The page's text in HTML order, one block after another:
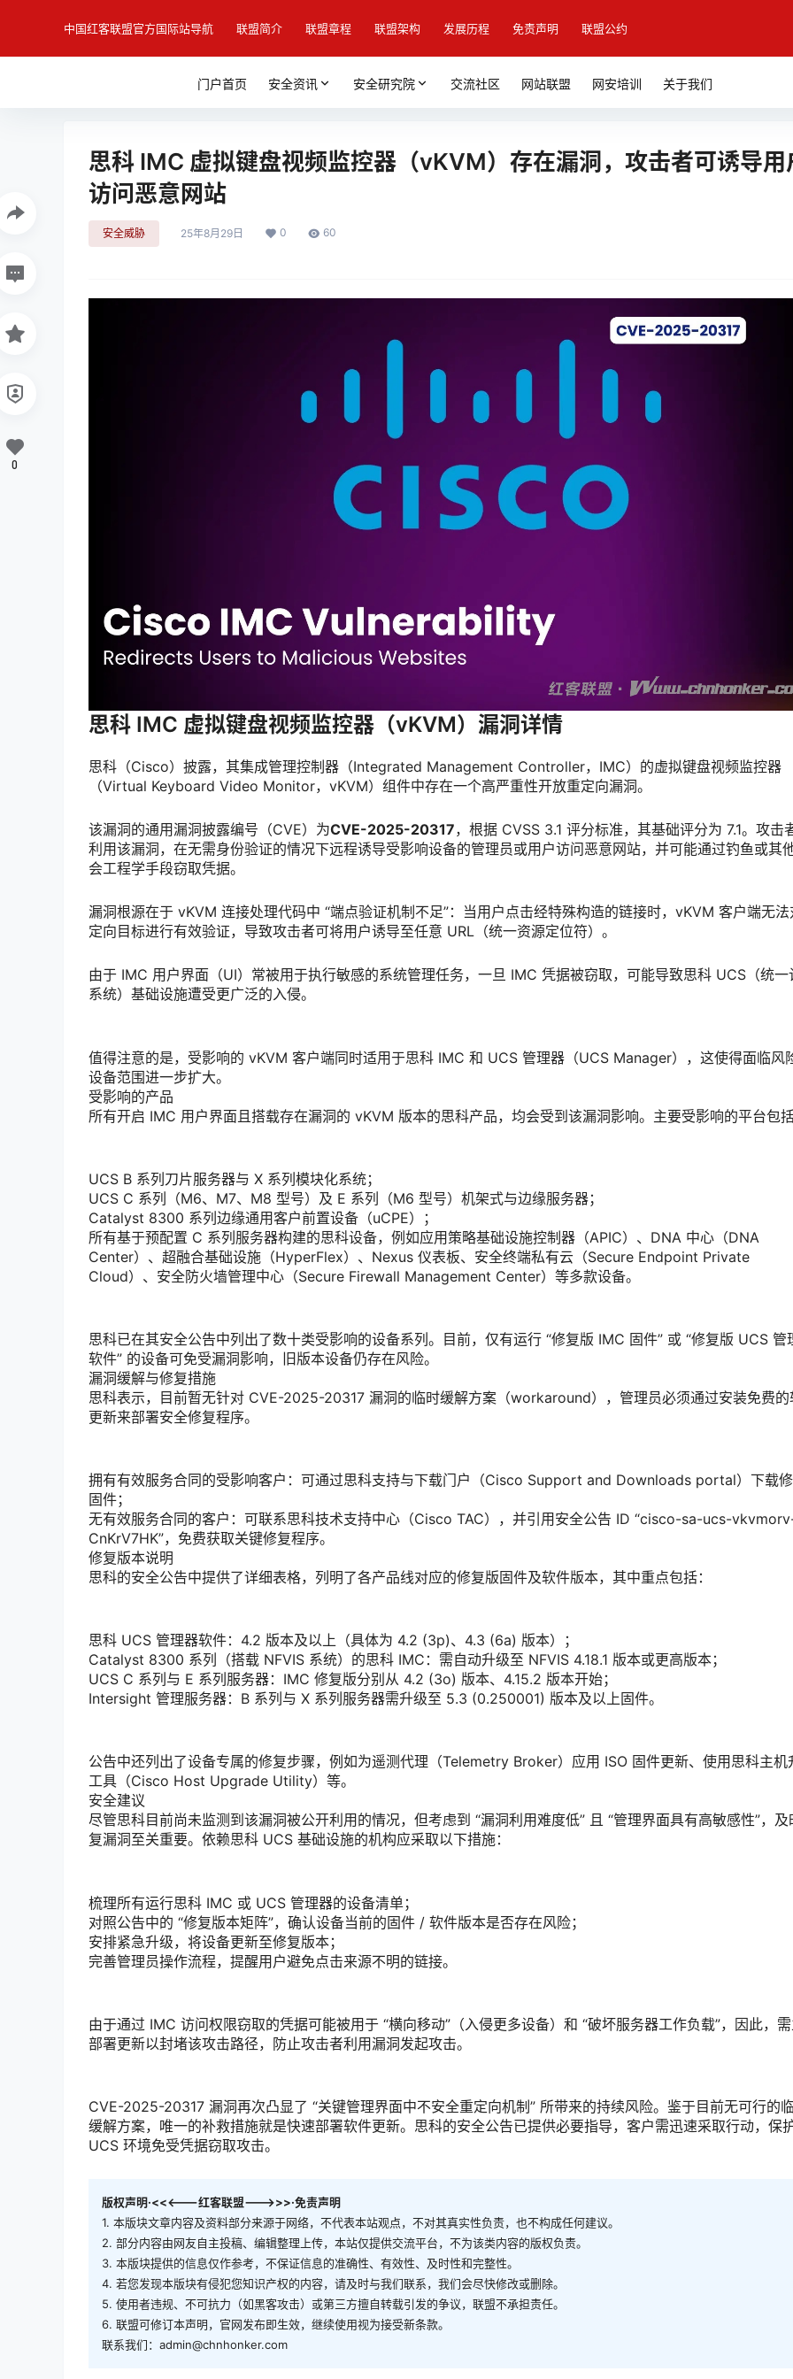
中国红客联盟官方国际站导航 联盟简介 联盟章程 联盟架构 发展历程 免责声明 联盟公约
门户首页 安全资讯 安全研究院 交流社区 网站联盟 网安培训 关于我们
思科 IMC 虚拟键盘视频监控器（vKVM）存在漏洞，攻击者可诱导用
访问恶意网站
安全威胁 25年8月29日 0 60
思科 IMC 虚拟键盘视频监控器（vKVM）漏洞详情
思科（Cisco）披露，其集成管理控制器（Integrated Management Controller，IMC）的虚拟键盘视频监控器
（Virtual Keyboard Video Monitor，vKVM）组件中存在一个高严重性开放重定向漏洞。
该漏洞的通用漏洞披露编号（CVE）为CVE-2025-20317，根据 CVSS 3.1 评分标准，其基础评分为 7.1。攻击
利用该漏洞，在无需身份验证的情况下远程诱导受影响设备的管理员或用户访问恶意网站，并可能通过钓鱼或其
会工程学手段窃取凭据。
漏洞根源在于 vKVM 连接处理代码中 “端点验证机制不足”：当用户点击经特殊构造的链接时，vKVM 客户端无法
定向目标进行有效验证，导致攻击者可将用户诱导至任意 URL（统一资源定位符）。
由于 IMC 用户界面（UI）常被用于执行敏感的系统管理任务，一旦 IMC 凭据被窃取，可能导致思科 UCS（统一
系统）基础设施遭受更广泛的入侵。
值得注意的是，受影响的 vKVM 客户端同时适用于思科 IMC 和 UCS 管理器（UCS Manager），这使得面临风
设备范围进一步扩大。
受影响的产品
所有开启 IMC 用户界面且搭载存在漏洞的 vKVM 版本的思科产品，均会受到该漏洞影响。主要受影响的平台包括
UCS B 系列刀片服务器与 X 系列模块化系统；
UCS C 系列（M6、M7、M8 型号）及 E 系列（M6 型号）机架式与边缘服务器；
Catalyst 8300 系列边缘通用客户前置设备（uCPE）；
所有基于预配置 C 系列服务器构建的思科设备，例如应用策略基础设施控制器（APIC）、DNA 中心（DNA
Center）、超融合基础设施（HyperFlex）、Nexus 仪表板、安全终端私有云（Secure Endpoint Private
Cloud）、安全防火墙管理中心（Secure Firewall Management Center）等多款设备。
思科已在其安全公告中列出了数十类受影响的设备系列。目前，仅有运行 “修复版 IMC 固件” 或 “修复版 UCS 管
软件” 的设备可免受漏洞影响，旧版本设备仍存在风险。
漏洞缓解与修复措施
思科表示，目前暂无针对 CVE-2025-20317 漏洞的临时缓解方案（workaround），管理员必须通过安装免费的
更新来部署安全修复程序。
拥有有效服务合同的受影响客户：可通过思科支持与下载门户（Cisco Support and Downloads portal）下载
固件；
无有效服务合同的客户：可联系思科技术支持中心（Cisco TAC），并引用安全公告 ID “cisco-sa-ucs-
CnKrV7HK”，免费获取关键修复程序。
修复版本说明
思科的安全公告中提供了详细表格，列明了各产品线对应的修复版固件及软件版本，其中重点包括：
思科 UCS 管理器软件：4.2 版本及以上（具体为 4.2 (3p)、4.3 (6a) 版本）；
Catalyst 8300 系列（搭载 NFVIS 系统）的思科 IMC：需自动升级至 NFVIS 4.18.1 版本或更高版本；
UCS C 系列与 E 系列服务器：IMC 修复版分别从 4.2 (3o) 版本、4.15.2 版本开始；
Intersight 管理服务器：B 系列与 X 系列服务器需升级至 5.3 (0.250001) 版本及以上固件。
公告中还列出了设备专属的修复步骤，例如为遥测代理（Telemetry Broker）应用 ISO 固件更新、使用思科主机
工具（Cisco Host Upgrade Utility）等。
安全建议
尽管思科目前尚未监测到该漏洞被公开利用的情况，但考虑到 “漏洞利用难度低” 且 “管理界面具有高敏感性”，及
复漏洞至关重要。依赖思科 UCS 基础设施的机构应采取以下措施：
梳理所有运行思科 IMC 或 UCS 管理器的设备清单；
对照公告中的 “修复版本矩阵”，确认设备当前的固件 / 软件版本是否存在风险；
安排紧急升级，将设备更新至修复版本；
完善管理员操作流程，提醒用户避免点击来源不明的链接。
由于通过 IMC 访问权限窃取的凭据可能被用于 “横向移动”（入侵更多设备）和 “破坏服务器工作负载”，因此，
部署更新以封堵该攻击路径，防止攻击者利用漏洞发起攻击。
CVE-2025-20317 漏洞再次凸显了 “关键管理界面中不安全重定向机制” 所带来的持续风险。鉴于目前无可行的
缓解方案，唯一的补救措施就是快速部署软件更新。思科的安全公告已提供必要指导，客户需迅速采取行动，保
UCS 环境免受凭据窃取攻击。
版权声明·<<<---红客联盟--->>>·免责声明
1. 本版块文章内容及资料部分来源于网络，不代表本站观点，不对其真实性负责，也不构成任何建议。
2. 部分内容由网友自主投稿、编辑整理上传，本站仅提供交流平台，不为该类内容的版权负责。
3. 本版块提供的信息仅作参考，不保证信息的准确性、有效性、及时性和完整性。
4. 若您发现本版块有侵犯您知识产权的内容，请及时与我们联系，我们会尽快修改或删除。
5. 使用者违规、不可抗力（如黑客攻击）或第三方擅自转载引发的争议，联盟不承担责任。
6. 联盟可修订本声明，官网发布即生效，继续使用视为接受新条款。
联系我们：admin@chnhonker.com
0